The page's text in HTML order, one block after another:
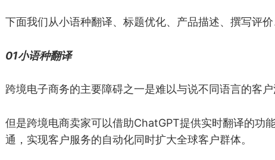
下面我们从小语种翻译、标题优化、产品描述、撰写评
01小语种翻译
跨境电子商务的主要障碍之一是难以与说不同语言的客户
但是跨境电商卖家可以借助ChatGPT提供实时翻译的功
通，实现客户服务的自动化同时扩大全球客户群体。